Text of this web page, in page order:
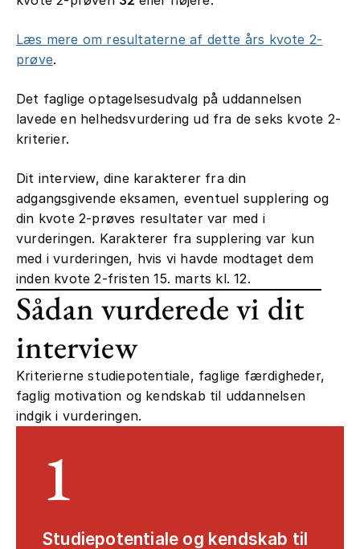
Læs mere om resultaterne af dette års kvote 2-
prøve.
Det faglige optagelsesudvalg på uddannelsen
lavede en helhedsvurdering ud fra de seks kvote 2-
kriterier.
Dit interview, dine karakterer fra din
adgangsgivende eksamen, eventuel supplering og
din kvote 2-prøves resultater var med i
vurderingen. Karakterer fra supplering var kun
med i vurderingen, hvis vi havde modtaget dem
inden kvote 2-fristen 15. marts kl. 12.
Sådan vurderede vi dit
interview
Kriterierne studiepotentiale, faglige færdigheder,
faglig motivation og kendskab til uddannelsen
indgik i vurderingen.
1
Studiepotentiale og kendskab til